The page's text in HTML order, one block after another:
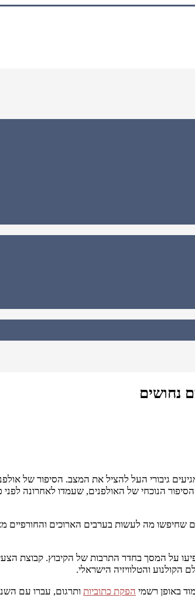
נחושים
גיבורי העל להציל את המצב. הסיפור של
הנוכחי של האולפנים, שעמדו לאחרונה לפני
של צעירים שחיפשו מה לעשות בערבים הארוכים
על המסך בחדר התרבות של הקיבוץ. קבוצת
והטלוויזיה הישראלי.
באופן רשמי הפקת כתוביות ותרגום, עברו עם